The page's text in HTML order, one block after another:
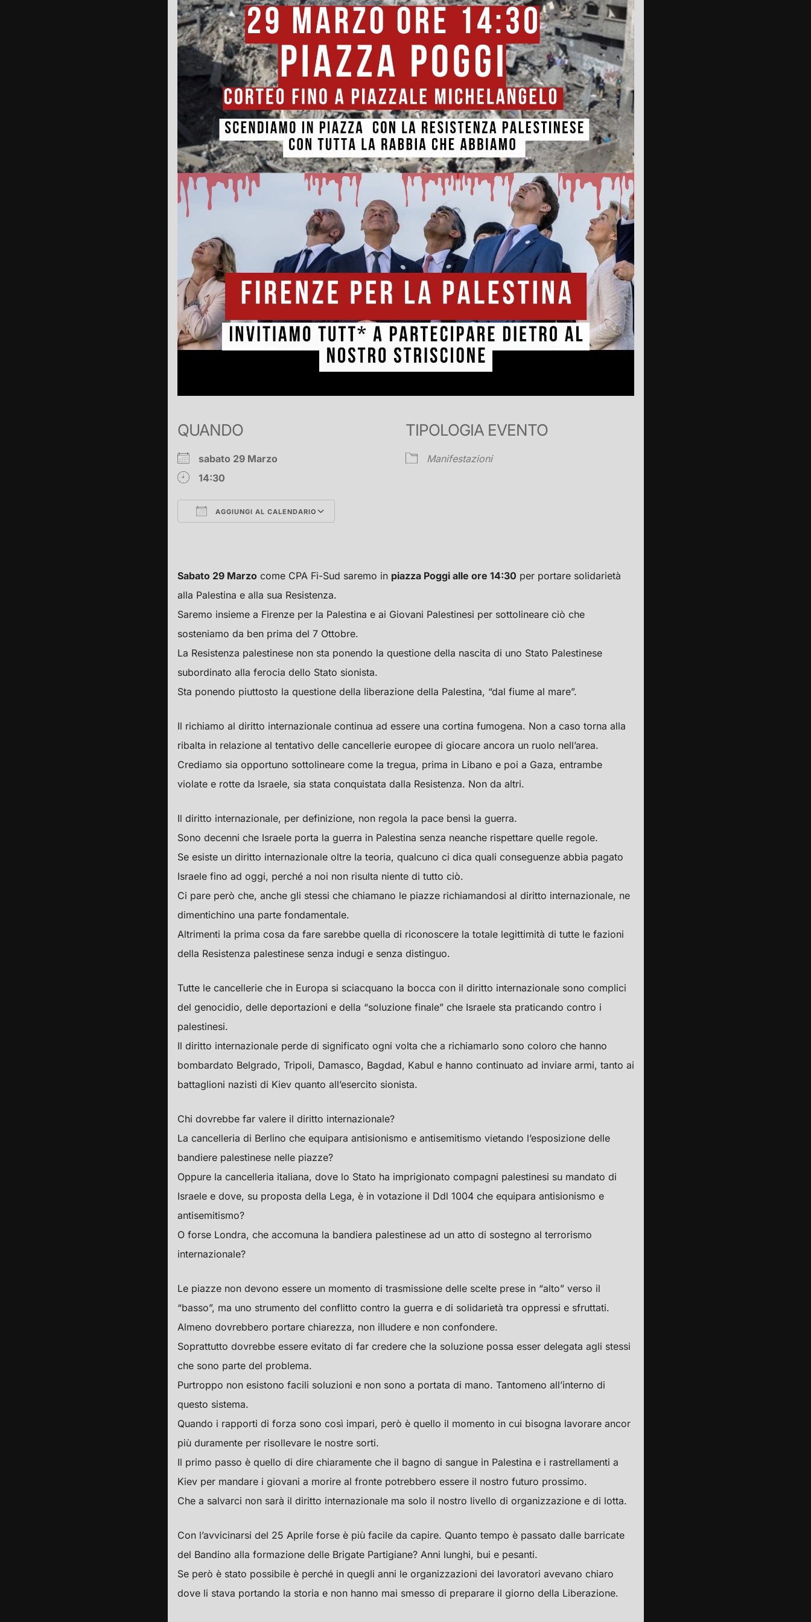
QUANDO
sabato 29 Marzo
14:30
AGGIUNGI AL CALENDARIO
TIPOLOGIA EVENTO
Manifestazioni
Sabato 29 Marzocome CPA Fi-Sud saremo in piazza Poggi alle ore 14:30 per portare solidarietà
alla Palestina e alla sua Resistenza.
Saremo insieme a Firenze per la Palestina e ai Giovani Palestinesi per sottolineare ciò che
sosteniamo da ben prima del 7 Ottobre.
La Resistenza palestinese non sta ponendo la questione della nascita di uno Stato Palestinese
subordinato alla ferocia dello Stato sionista.
Sta ponendo piuttosto la questione della liberazione della Palestina, “dal fiume al mare”.
Il richiamo al diritto internazionale continua ad essere una cortina fumogena. Non a caso torna alla
ribalta in relazione al tentativo delle cancellerie europee di giocare ancora un ruolo nell’area.
Crediamo sia opportuno sottolineare come la tregua, prima in Libano e poi a Gaza, entrambe
violate e rotte da Israele, sia stata conquistata dalla Resistenza. Non da altri.
Il diritto internazionale, per definizione, non regola la pace bensì la guerra.
Sono decenni che Israele porta la guerra in Palestina senza neanche rispettare quelle regole.
Se esiste un diritto internazionale oltre la teoria, qualcuno ci dica quali conseguenze abbia pagato
Israele fino ad oggi, perché a noi non risulta niente di tutto ciò.
Ci pare però che, anche gli stessi che chiamano le piazze richiamandosi al diritto internazionale, ne
dimentichino una parte fondamentale.
Altrimenti la prima cosa da fare sarebbe quella di riconoscere la totale legittimità di tutte le fazioni
della Resistenza palestinese senza indugi e senza distinguo.
Tutte le cancellerie che in Europa si sciacquano la bocca con il diritto internazionale sono complici
del genocidio, delle deportazioni e della “soluzione finale” che Israele sta praticando contro i
palestinesi.
Il diritto internazionale perde di significato ogni volta che a richiamarlo sono coloro che hanno
bombardato Belgrado, Tripoli, Damasco, Bagdad, Kabul e hanno continuato ad inviare armi, tanto ai
battaglioni nazisti di Kiev quanto all’esercito sionista.
Chi dovrebbe far valere il diritto internazionale?
La cancelleria di Berlino che equipara antisionismo e antisemitismo vietando l’esposizione delle
bandiere palestinese nelle piazze?
Oppure la cancelleria italiana, dove lo Stato ha imprigionato compagni palestinesi su mandato di
Israele e dove, su proposta della Lega, è in votazione il Ddl 1004 che equipara antisionismo e
antisemitismo?
O forse Londra, che accomuna la bandiera palestinese ad un atto di sostegno al terrorismo
internazionale?
Le piazze non devono essere un momento di trasmissione delle scelte prese in “alto” verso il
“basso”, ma uno strumento del conflitto contro la guerra e di solidarietà tra oppressi e sfruttati.
Almeno dovrebbero portare chiarezza, non illudere e non confondere.
Soprattutto dovrebbe essere evitato di far credere che la soluzione possa esser delegata agli stessi
che sono parte del problema.
Purtroppo non esistono facili soluzioni e non sono a portata di mano. Tantomeno all’interno di
questo sistema.
Quando i rapporti di forza sono così impari, però è quello il momento in cui bisogna lavorare ancor
più duramente per risollevare le nostre sorti.
Il primo passo è quello di dire chiaramente che il bagno di sangue in Palestina e i rastrellamenti a
Kiev per mandare i giovani a morire al fronte potrebbero essere il nostro futuro prossimo.
Che a salvarci non sarà il diritto internazionale ma solo il nostro livello di organizzazione e di lotta.
Con l’avvicinarsi del 25 Aprile forse è più facile da capire. Quanto tempo è passato dalle barricate
del Bandino alla formazione delle Brigate Partigiane? Anni lunghi, bui e pesanti.
Se però è stato possibile è perché in quegli anni le organizzazioni dei lavoratori avevano chiaro
dove li stava portando la storia e non hanno mai smesso di preparare il giorno della Liberazione.